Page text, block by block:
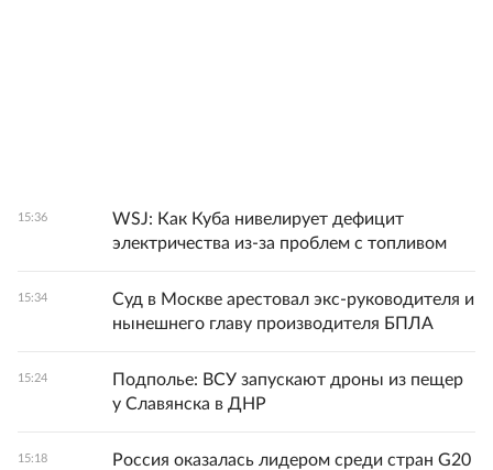
15:36
WSJ: Как Куба нивелирует дефицит
электричества из-за проблем с топливом
15:34
Суд в Москве арестовал экс-руководителя и
нынешнего главу производителя БПЛА
15:24
Подполье: ВСУ запускают дроны из пещер
у Славянска в ДНР
15:18
Россия оказалась лидером среди стран G20